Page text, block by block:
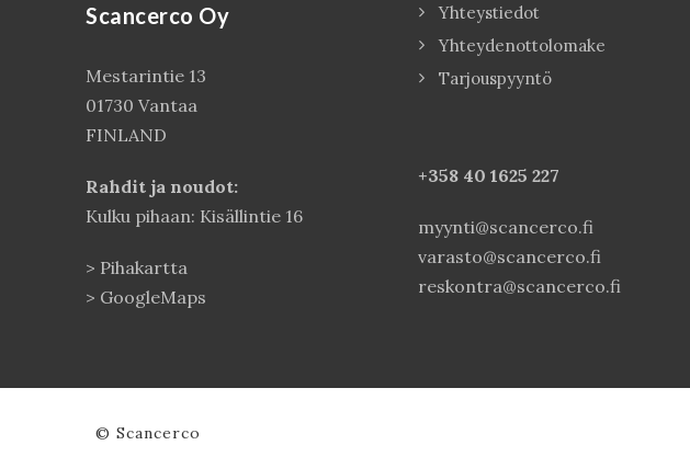
Scancerco Oy
Mestarintie 13
01730 Vantaa
FINLAND
Rahdit ja noudot:
Kulku pihaan: Kisällintie 16
> Pihakartta
> GoogleMaps
Yhteystiedot
Yhteydenottolomake
Tarjouspyyntö
+358 40 1625 227
myynti@scancerco.fi
varasto@scancerco.fi
reskontra@scancerco.fi
© Scancerco